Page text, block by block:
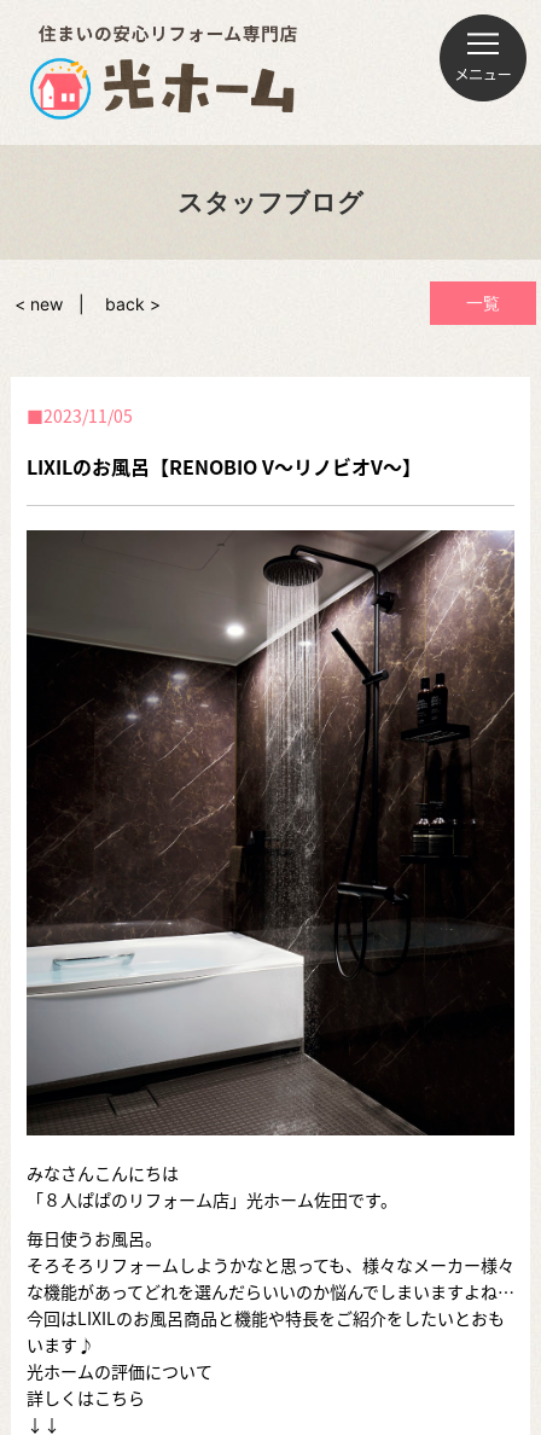
スタッフブログ
一覧
< new back >
2023/11/05
LIXILのお風呂【RENOBIO V～リノビオV～】
みなさんこんにちは
「８人ぱぱのリフォーム店」光ホーム佐田です。
毎日使うお風呂。
そろそろリフォームしようかなと思っても、様々なメーカー様々
な機能があってどれを選んだらいいのか悩んでしまいますよね…
今回はLIXILのお風呂商品と機能や特長をご紹介をしたいとおも
います♪
光ホームの評価について
詳しくはこちら
↓↓